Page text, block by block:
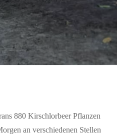
880 Kirschlorbeer Pflanzen
an verschiedenen Stellen